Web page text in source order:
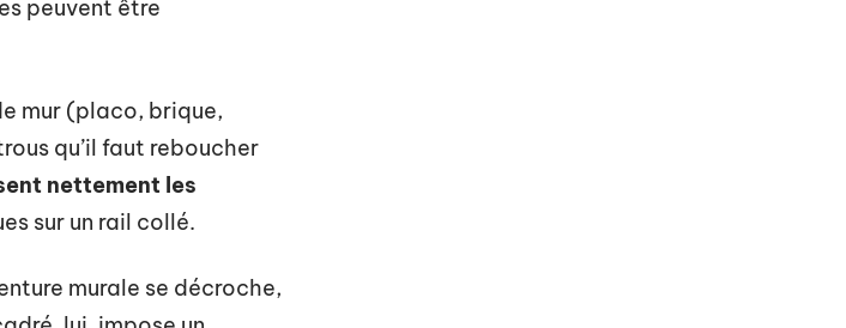
peuvent être
mur (placo, brique,
qu’il faut reboucher
nettement les
sur un rail collé.
murale se décroche,